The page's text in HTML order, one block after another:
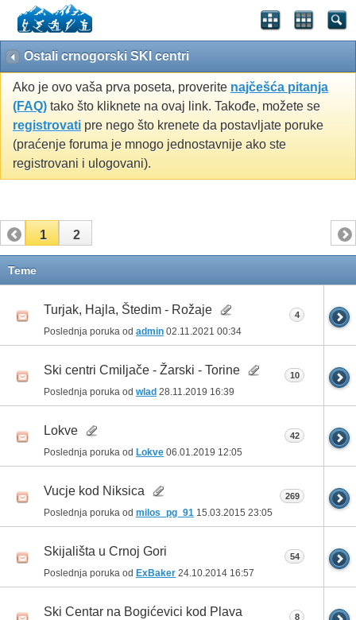
Ostali crnogorski SKI centri
Ako je ovo vaša prva poseta, proverite najčešća pitanja
(FAQ) tako što kliknete na ovaj link. Takođe, možete se
registrovati pre nego što krenete da postavljate poruke
(praćenje foruma je mnogo jednostavnije ako ste
registrovani i ulogovani).
1 2
Teme
Turjak, Hajla, Štedim - Rožaje
Poslednja poruka od admin 02.11.2021 00:34
4
Ski centri Cmiljače - Žarski - Torine
Poslednja poruka od wlad 28.11.2019 16:39
10
Lokve
Poslednja poruka od Lokve 06.01.2019 12:05
42
Vucje kod Niksica
Poslednja poruka od milos_pg_91 15.03.2015 23:05
269
Skijališta u Crnoj Gori
Poslednja poruka od ExBaker 24.10.2014 16:57
54
Ski Centar na Bogićevici kod Plava 8